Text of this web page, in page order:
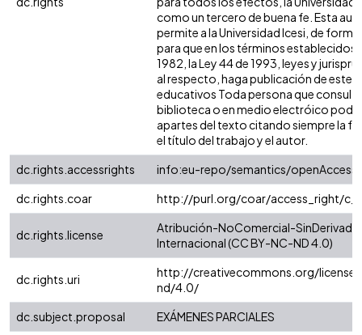
como un tercero de buena fe. Esta
permite a la Universidad Icesi, de
para que en los términos establecidos
1982, la Ley 44 de 1993, leyes y
al respecto, haga publicación de este
educativos Toda persona que consulte
biblioteca o en medio electróico
apartes del texto citando siempre la
el título del trabajo y el autor.
dc.rights.accessrights
info:eu-repo/semantics/openAccess
dc.rights.coar
http://purl.org/coar/access_right/
dc.rights.license
Atribución-NoComercial-
Internacional (CC BY-NC-ND 4.0)
dc.rights.uri
http://creativecommons.org/
nd/4.0/
dc.subject.proposal
EXÁMENES PARCIALES